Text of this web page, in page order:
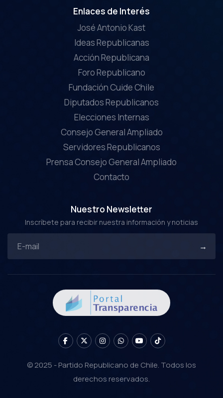
Enlaces de Interés
José Antonio Kast
Ideas Republicanas
Acción Republicana
Foro Republicano
Fundación Cuide Chile
Diputados Republicanos
Elecciones Internas
Consejo General Ampliado
Servidores Republicanos
Prensa Consejo General Ampliado
Contacto
Nuestro Newsletter
Inscríbete para recibir nuestra información y noticias
© 2025 - Partido Republicano de Chile. Todos los
derechos reservados.